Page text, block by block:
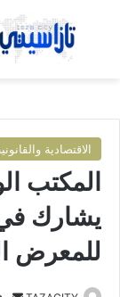
بحث عن
الاقتصادية
المكتب
يشارك
للمعرض